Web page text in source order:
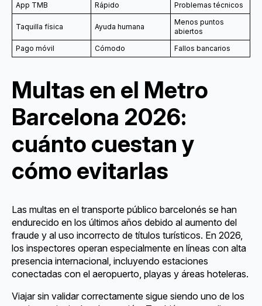
App TMB
Rápido Problemas técnicos
Taquilla física Ayuda humana
Menos puntos
abiertos
Pago móvil
Cómodo Fallos bancarios
Multas en el Metro
Barcelona 2026:
cuánto cuestan y
cómo evitarlas
Las multas en el transporte público barcelonés se han
endurecido en los últimos años debido al aumento del
fraude y al uso incorrecto de títulos turísticos. En 2026,
los inspectores operan especialmente en líneas con alta
presencia internacional, incluyendo estaciones
conectadas con el aeropuerto, playas y áreas hoteleras.
Viajar sin validar correctamente sigue siendo uno de los